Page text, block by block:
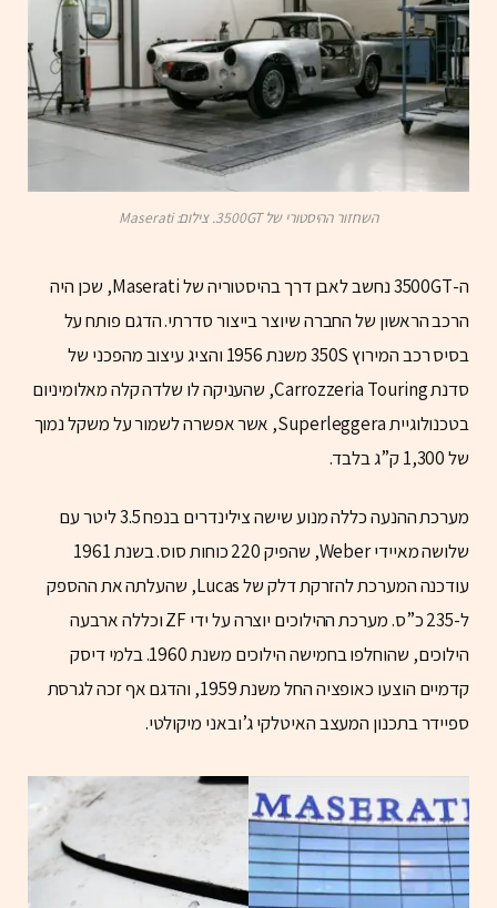
השחזור ההיסטורי של 3500GT. צילום: Maserati
ה-3500GT נחשב לאבן דרך בהיסטוריה של Maserati, שכן היה
הרכב הראשון של החברה שיוצר בייצור סדרתי. הדגם פותח על
בסיס רכב המירוץ 350S משנת 1956 והציג עיצוב מהפכני של
סדנת Carrozzeria Touring, שהעניקה לו שלדה קלה מאלומיניום
בטכנולוגיית Superleggera, אשר אפשרה לשמור על משקל נמוך
של 1,300 ק”ג בלבד.
מערכת ההנעה כללה מנוע שישה צילינדרים בנפח 3.5 ליטר עם
שלושה מאיידי Weber, שהפיק 220 כוחות סוס. בשנת 1961
עודכנה המערכת להזרקת דלק של Lucas, שהעלתה את ההספק
ל-235 כ”ס. מערכת ההילוכים יוצרה על ידי ZF וכללה ארבעה
הילוכים, שהוחלפו בחמישה הילוכים משנת 1960. בלמי דיסק
קדמיים הוצעו כאופציה החל משנת 1959, והדגם אף זכה לגרסת
ספיידר בתכנון המעצב האיטלקי ג’ובאני מיקולטי.